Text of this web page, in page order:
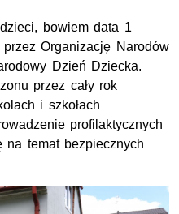
bowiem data 1
Organizację Narodów
Dzień Dziecka.
przez cały rok
i szkołach
profilaktycznych
temat bezpiecznych